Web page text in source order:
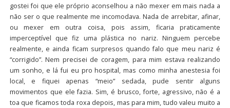
gostei foi que ele próprio aconselhou a não mexer em mais nada a
não ser o que realmente me incomodava. Nada de arrebitar, afinar,
ou mexer em outra coisa, pois assim, ficaria praticamente
imperceptível que fiz uma plástica no nariz. Ninguem percebe
realmente, e ainda ficam surpresos quando falo que meu nariz é
“corrigido”. Nem precisei de coragem, para mim estava realizando
um sonho, e lá fui eu pro hospital, mas como minha anestesia foi
local, e fiquei apenas “meio” sedada, pude sentir alguns
movimentos que ele fazia. Sim, é brusco, forte, agressivo, não é a
toa que ficamos toda roxa depois, mas para mim, tudo valeu muito a